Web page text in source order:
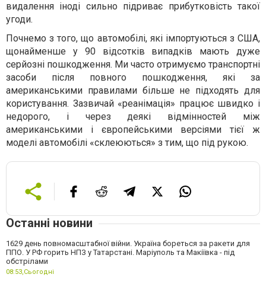
видалення іноді сильно підриває прибутковість такої
угоди.
Почнемо з того, що автомобілі, які імпортуються з США,
щонайменше у 90 відсотків випадків мають дуже
серйозні пошкодження. Ми часто отримуємо транспортні
засоби після повного пошкодження, які за
американськими правилами більше не підходять для
користування. Зазвичай «реанімація» працює швидко і
недорого, і через деякі відмінностей між
американськими і європейськими версіями тієї ж
моделі автомобілі «склеюються» з тим, що під рукою.
Останні новини
1629 день повномасштабної війни. Україна бореться за ракети для
ППО. У РФ горить НПЗ у Татарстані. Маріуполь та Макіївка - під
обстрілами
08:53,Сьогодні